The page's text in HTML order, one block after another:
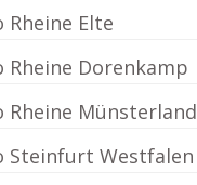
Rheine Elte
Rheine Dorenkamp
Rheine Münsterland
Steinfurt Westfalen